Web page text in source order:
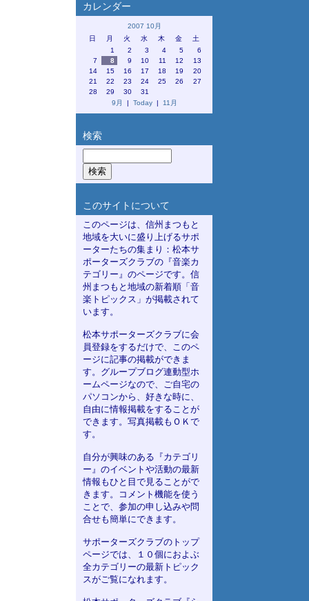
カレンダー
2007 10月
日
月 火 水 木 金
土
1
2 3 4 5
6
7
8 9 10 11 12
13
14
15 16 17 18 19
20
21
22 23 24 25 26
27
28
29 30
31
9月
| Today| 11月
検索
このサイトについて
このページは、信州まつもと
地域を大いに盛り上げるサポ
ーターたちの集まり：松本サ
ポーターズクラブの『音楽カ
テゴリー』のページです。信
州まつもと地域の新着順「音
楽トピックス」が掲載されて
います。
松本サポーターズクラブに会
員登録をするだけで、このペ
ージに記事の掲載ができま
す。グループブログ連動型ホ
ームページなので、ご自宅の
パソコンから、好きな時に、
自由に情報掲載をすることが
できます。写真掲載もＯＫで
す。
自分が興味のある『カテゴリ
ー』のイベントや活動の最新
情報もひと目で見ることがで
きます。コメント機能を使う
ことで、参加の申し込みや問
合せも簡単にできます。
サポーターズクラブのトップ
ページでは、１０個におよぶ
全カテゴリーの最新トピック
スがご覧になれます。